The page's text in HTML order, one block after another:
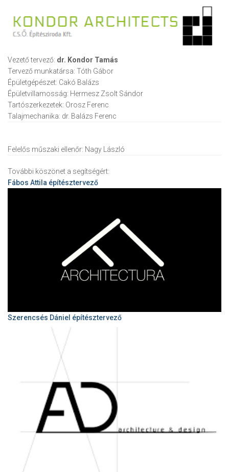
Vezető tervező: dr. Kondor Tamás
Tervező munkatársa: Tóth Gábor
Épületgépészet: Cakó Balázs
Épületvillamosság: Hermesz Zsolt Sándor
Tartószerkezetek: Orosz Ferenc
Talajmechanika: dr. Balázs Ferenc
Felelős műszaki ellenőr: Nagy László
További köszönet a segítségért:
Fábos Attila építésztervező
Szerencsés Dániel építésztervező